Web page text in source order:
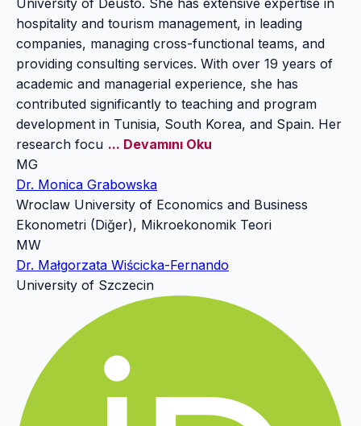
University of Deusto. She has extensive expertise in
hospitality and tourism management, in leading
companies, managing cross-functional teams, and
providing consulting services. With over 19 years of
academic and managerial experience, she has
contributed significantly to teaching and program
development in Tunisia, South Korea, and Spain. Her
research focu ... Devamını Oku
MG
Dr. Monica Grabowska
Wroclaw University of Economics and Business
Ekonometri (Diğer), Mikroekonomik Teori
MW
Dr. Małgorzata Wiścicka-Fernando
University of Szczecin